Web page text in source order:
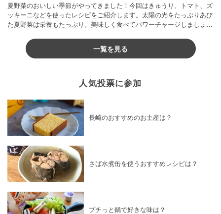
夏野菜のおいしい季節がやってきました！今回はきゅうり、トマト、ズ
ッキーニなどを使ったレシピをご紹介します。太陽の光をたっぷりあび
た夏野菜は栄養もたっぷり。美味しく食べてパワーチャージしましょう
一覧を見る
人気投票に参加
長崎のおすすめのお土産は？
さば水煮缶を使うおすすめレシピは？
プチっと鍋で好きな味は？